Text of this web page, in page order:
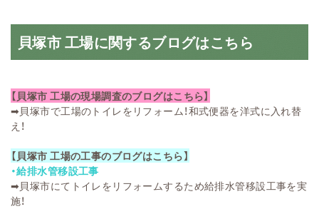
貝塚市 工場に関するブログはこちら
【貝塚市 工場の現場調査のブログはこちら】
➡貝塚市で工場のトイレをリフォーム！和式便器を洋式に入れ替
え！
【貝塚市 工場の工事のブログはこちら】
・給排水管移設工事
➡貝塚市にてトイレをリフォームするため給排水管移設工事を実
施！